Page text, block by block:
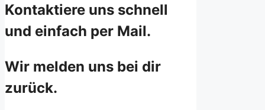
Kontaktiere uns schnell
und einfach per Mail.
Wir melden uns bei dir
zurück.